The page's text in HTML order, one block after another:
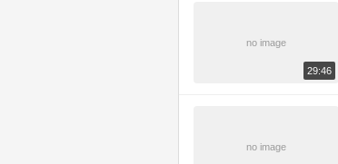
no image
29:46
no image